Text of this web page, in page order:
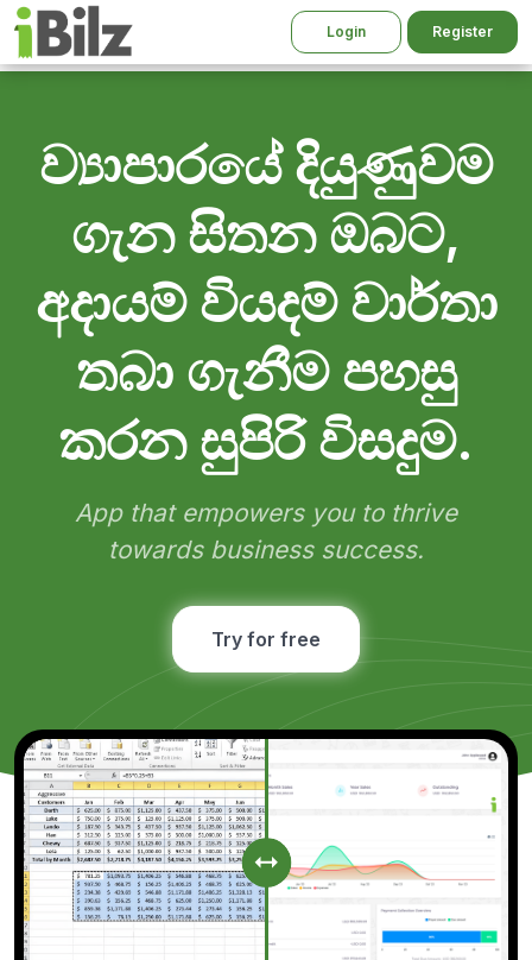
Login Register
ව්‍යාපාරයේ දියුණුවම
ගැන සිතන ඔබට,
අදායම් වියදම් වාර්තා
තබා ගැනීම පහසු
කරන සුපිරි විසදුම.
App that empowers you to thrive
towards business success.
Try for free